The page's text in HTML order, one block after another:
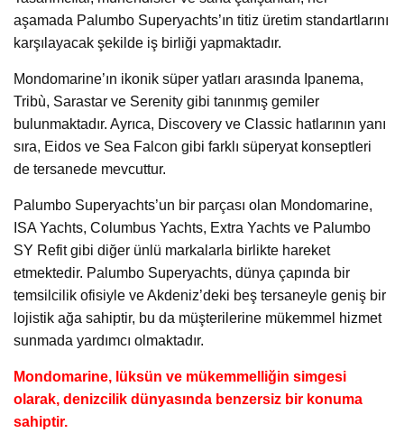
aşamada Palumbo Superyachts’ın titiz üretim standartlarını
karşılayacak şekilde iş birliği yapmaktadır.
Mondomarine’ın ikonik süper yatları arasında Ipanema,
Tribù, Sarastar ve Serenity gibi tanınmış gemiler
bulunmaktadır. Ayrıca, Discovery ve Classic hatlarının yanı
sıra, Eidos ve Sea Falcon gibi farklı süperyat konseptleri
de tersanede mevcuttur.
Palumbo Superyachts’un bir parçası olan Mondomarine,
ISA Yachts, Columbus Yachts, Extra Yachts ve Palumbo
SY Refit gibi diğer ünlü markalarla birlikte hareket
etmektedir. Palumbo Superyachts, dünya çapında bir
temsilcilik ofisiyle ve Akdeniz’deki beş tersaneyle geniş bir
lojistik ağa sahiptir, bu da müşterilerine mükemmel hizmet
sunmada yardımcı olmaktadır.
Mondomarine, lüksün ve mükemmelliğin simgesi
olarak, denizcilik dünyasında benzersiz bir konuma
sahiptir.